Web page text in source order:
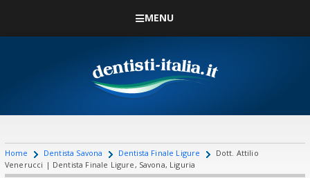
MENU
Home Dentista Savona Dentista Finale Ligure
Dott. Attilio
Venerucci | Dentista Finale Ligure, Savona, Liguria